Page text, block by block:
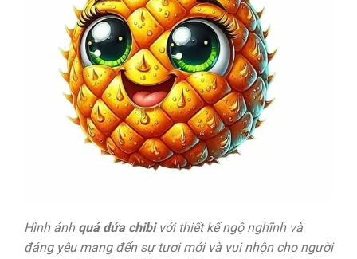
Hình ảnh quả dứa chibivới thiết kế ngộ nghĩnh và
đáng yêu mang đến sự tươi mới và vui nhộn cho người